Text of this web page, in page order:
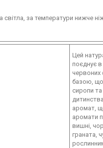
за температури нижче
Цей
поєднує в
червоних
базою, що
сиропи
аромат,
аромати
вишні,
граната,